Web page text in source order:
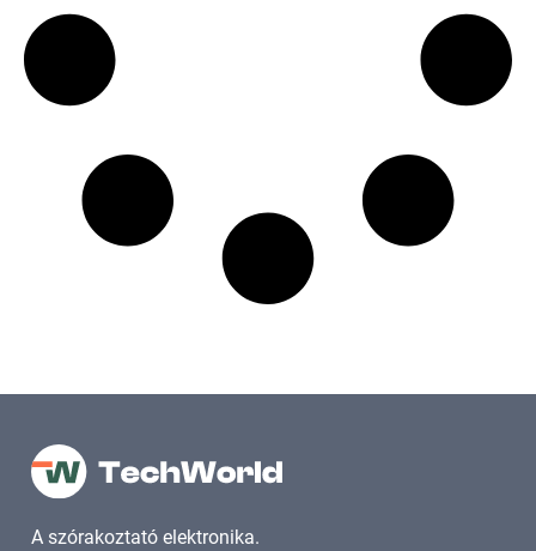
A szórakoztató elektronika.